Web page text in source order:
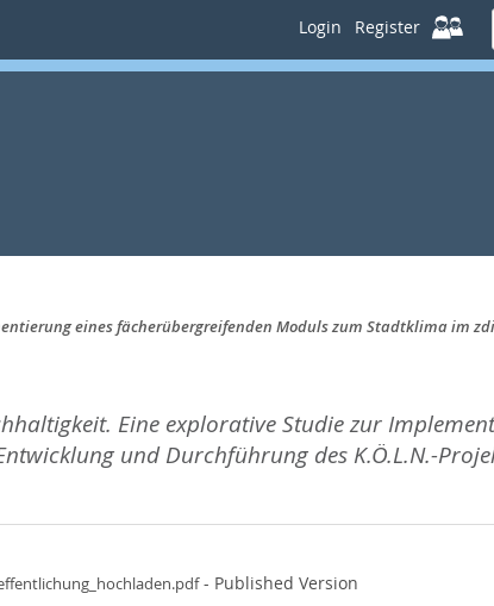
Login Register
eines fächerübergreifenden Moduls zum Stadtklima im
Eine explorative Studie zur
und Durchführung des K.Ö.L.N.-
- Published Version